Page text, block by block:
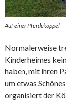
Auf einer Pferdekoppel
Normalerweise
Kinderheimes
haben, mit ihren
um etwas
organisiert der